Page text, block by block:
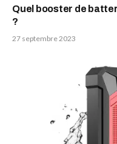
Quel booster de
?
27 septembre 2023